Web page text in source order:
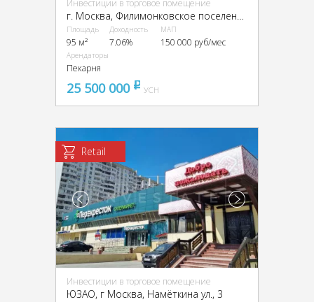
Инвестиции в торговое помещение
Площадь
95 м²
Доходность
7.06%
МАП
150 000 руб/мес
Арендаторы
Пекарня
25 500 000 pуб
УСН
Retail
Инвестиции в торговое помещение
ЮЗАО, г Москва, Намёткина ул., 3